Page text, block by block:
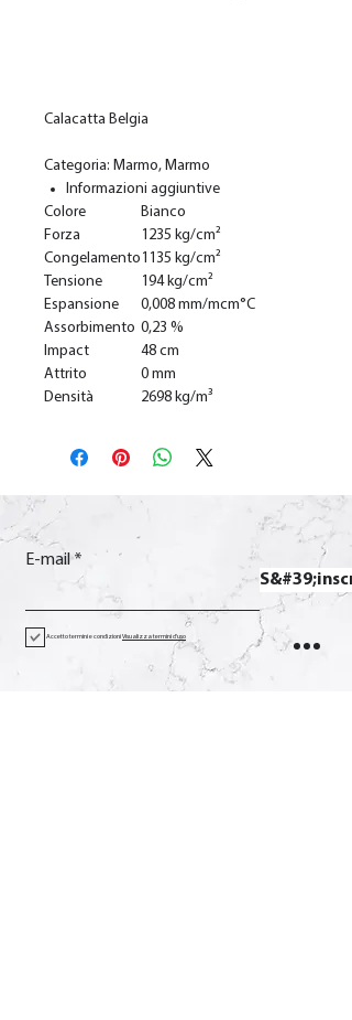
Calacatta Belgia
Categoria: Marmo, Marmo
Informazioni aggiuntive
Colore
Bianco
Forza
1235 kg/cm²
Congelamento 1135 kg/cm²
Tensione
194 kg/cm²
Espansione
0,008 mm/mcm°C
Assorbimento 0,23 %
Impact
48 cm
Attrito
0 mm
Densità
2698 kg/m³
E-mail
Accetto termini e condizioniVisualizza termini d'uso